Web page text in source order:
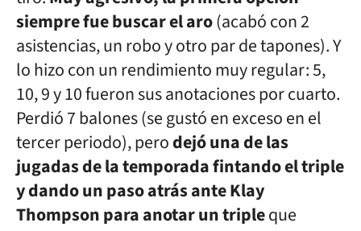
siempre fue buscar el aro(acabó con 2
asistencias, un robo y otro par de tapones). Y
lo hizo con un rendimiento muy regular: 5,
10, 9 y 10 fueron sus anotaciones por cuarto.
Perdió 7 balones (se gustó en exceso en el
tercer periodo), perodejó una de las
jugadas de la temporada fintando el triple
y dando un paso atrás ante Klay
Thompson para anotar un tripleque